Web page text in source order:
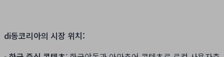
di동코리아의 시장 위치: